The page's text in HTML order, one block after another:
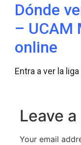
Dónde
– UCAM
online
Entra a ver la
Leave
Your email